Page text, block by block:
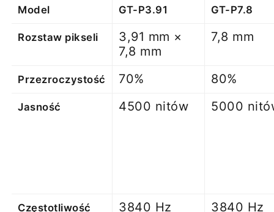
Model GT-P3.91 GT-P7.8
Rozstaw pikseli
3,91 mm ×
7,8 mm
7,8 mm
Przezroczystość 70% 80%
Jasność 4500 nitów 5000
Częstotliwość
3840 Hz 3840 Hz